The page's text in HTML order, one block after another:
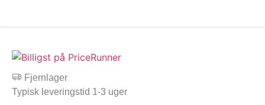
Fjernlager
Typisk leveringstid 1-3 uger